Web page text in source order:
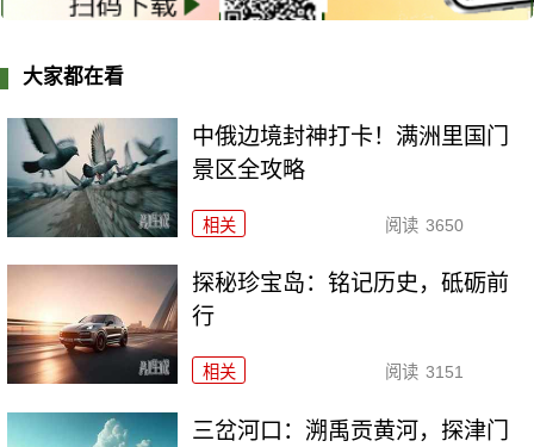
大家都在看
中俄边境封神打卡！满洲里国门
景区全攻略
相关 阅读 3650
探秘珍宝岛：铭记历史，砥砺前
行
相关 阅读 3151
三岔河口：溯禹贡黄河，探津门